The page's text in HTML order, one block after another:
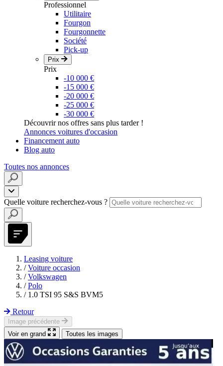
Professionnel
Utilitaire
Fourgon
Fourgonnette
Société
Pick-up
Prix
Prix
-10 000 €
-15 000 €
-20 000 €
-25 000 €
-30 000 €
Découvrir nos offres sans plus tarder !
Annonces voitures d'occasion
Financement auto
Blog auto
Toutes nos annonces
Quelle voiture recherchez-vous ?
Leasing voiture
/ Voiture occasion
/ Volkswagen
/ Polo
/ 1.0 TSI 95 S&S BVM5
Retour
Image précédente
Voir en grand
Toutes les images